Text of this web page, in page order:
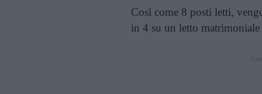
Così come 8 posti letti,
in 4 su un letto